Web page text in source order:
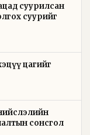
суурилсан
суурийг
цагийг
сонсгол